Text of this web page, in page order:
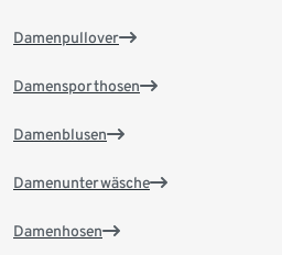
Damenpullover
Damensporthosen
Damenblusen
Damenunterwäsche
Damenhosen